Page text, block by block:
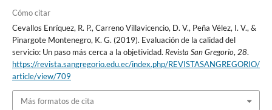
Cómo citar
Cevallos Enríquez, R. P., Carreno Villavicencio, D. V., Peña Vélez, I. V., &
Pinargote Montenegro, K. G. (2019). Evaluación de la calidad del
servicio: Un paso más cerca a la objetividad. Revista San Gregorio,28.
https://revista.sangregorio.edu.ec/index.php/REVISTASANGREGORIO/
article/view/709
Más formatos de cita